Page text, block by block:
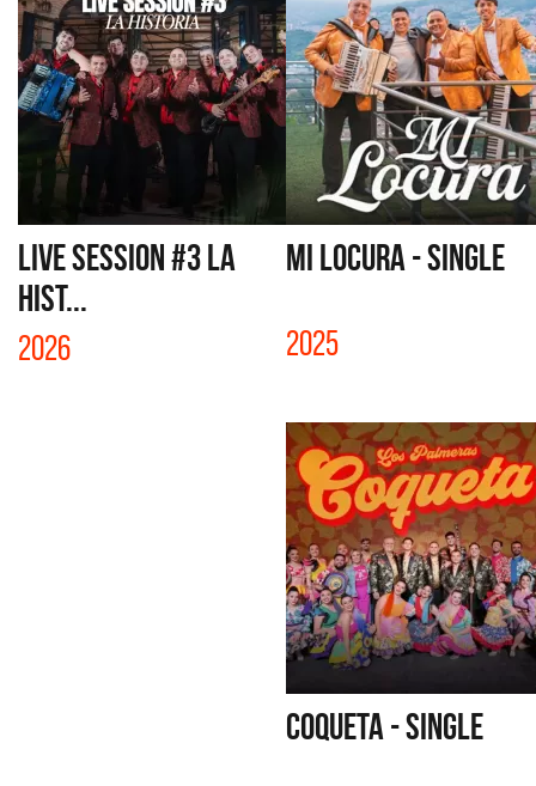
LIVE SESSION #3 LA
HIST...
2026
MI LOCURA - SINGLE
2025
COQUETA - SINGLE